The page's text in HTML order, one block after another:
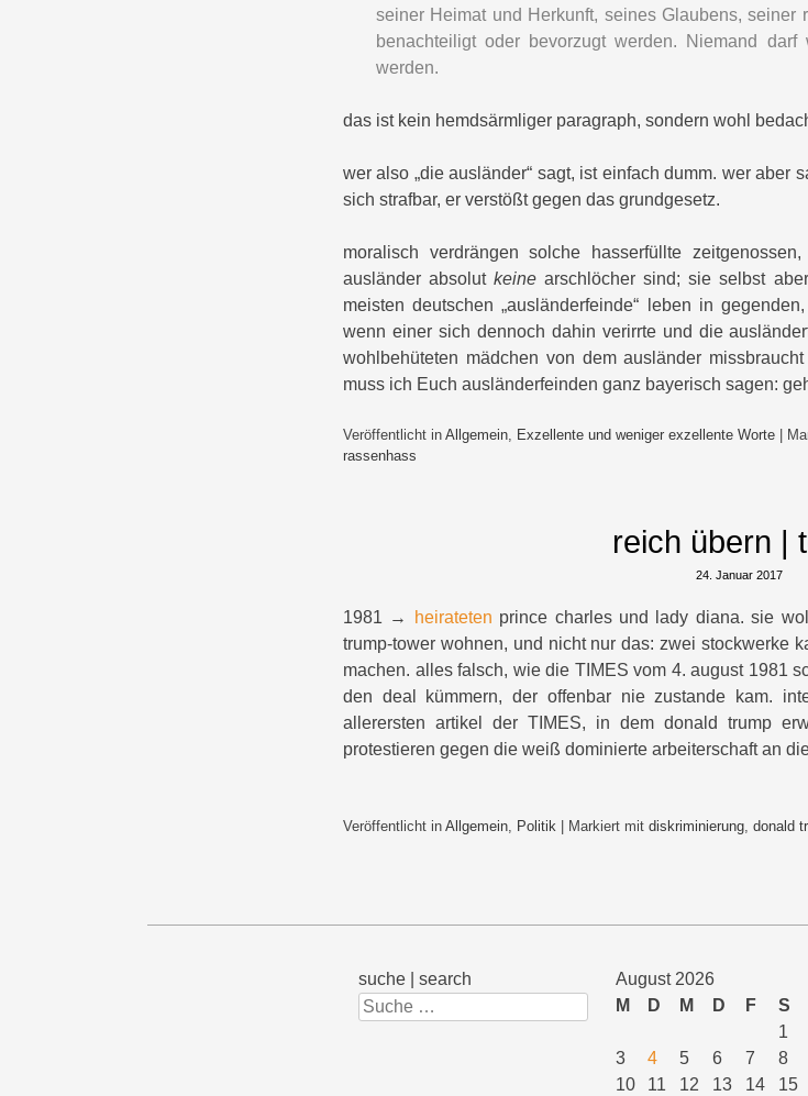
seiner Heimat und Herkunft, seines Glaubens, seiner
benachteiligt oder bevorzugt werden. Niemand
werden.
das ist kein hemdsärmliger paragraph, sondern wohl
wer also „die ausländer“ sagt, ist einfach dumm. wer aber
sich strafbar, er verstößt gegen das grundgesetz.
moralisch verdrängen solche hasserfüllte
ausländer absolutkeine arschlöcher sind; sie selbst
meisten deutschen „ausländerfeinde“ leben in
wenn einer sich dennoch dahin verirrte und die
wohlbehüteten mädchen von dem ausländer
muss ich Euch ausländerfeinden ganz bayerisch sagen:
Veröffentlicht in Allgemein, Exzellente und weniger exzellente Worte
rassenhass
reich übern |
24. Januar 2017
1981 → heirateten prince charles und lady diana. sie
trump-tower wohnen, und nicht nur das: zwei stockwerke
machen. alles falsch, wie die TIMES vom 4. august 1981
den deal kümmern, der offenbar nie zustande kam.
allerersten artikel der TIMES, in dem donald trump
protestieren gegen die weiß dominierte arbeiterschaft an
Veröffentlicht in Allgemein, Politik Markiert mit diskriminierung, donald
suche | search
Suchen
August 2026
M
D M D F S
1
3
4 5 6 7 8
10
11 12 13 14 15